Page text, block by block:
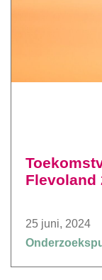
Flevoland
25 juni, 2024